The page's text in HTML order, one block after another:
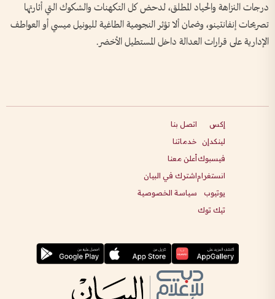
درجات النزاهة والحياد المطلق، لدحض كل التكهنات والشكوك التي أثارتها
تصريحات إنفانتينو، وضمان ألا تؤثر النجومية الطاغية لليونيل ميسي أو العواطف
الإدارية على قرارات العدالة داخل المستطيل الأخضر.
إكس
لينكدإن
فيسبوك
انستغرام
يوتيوب
تيك توك
اتصل بنا
خدماتنا
أعلن معنا
اشترك في البيان
سياسة الخصوصية